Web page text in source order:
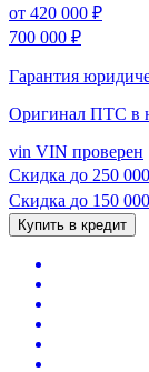
от 420 000 ₽
700 000 ₽
Гарантия
Оригинал ПТС в
vin VIN проверен
Скидка до 250
Скидка до 150
Купить в кредит